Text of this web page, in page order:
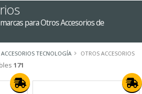
para Otros Accesorios de
ACCESORIOS TECNOLOGÍA OTROS ACCESORIOS
171